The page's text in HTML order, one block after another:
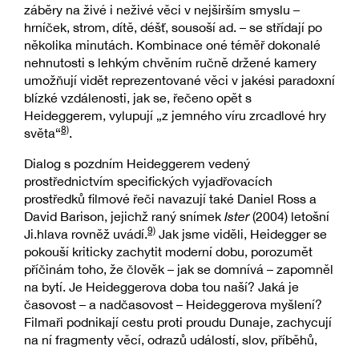
záběry na živé i neživé věci v nejširším smyslu –
hrníček, strom, dítě, déšť, sousoší ad. – se střídají po
několika minutách. Kombinace oné téměř dokonalé
nehnutosti s lehkým chvěním ručně držené kamery
umožňují vidět reprezentované věci v jakési paradoxní
blízké vzdálenosti, jak se, řečeno opět s
Heideggerem, vylupují „z jemného víru zrcadlové hry
světa“8).
Dialog s pozdním Heideggerem vedený
prostřednictvím specifických vyjadřovacích
prostředků filmové řeči navazují také Daniel Ross a
David Barison, jejichž raný snímek Ister(2004) letošní
Ji.hlava rovněž uvádí.9) Jak jsme viděli, Heidegger se
pokouší kriticky zachytit moderní dobu, porozumět
příčinám toho, že člověk – jak se domnívá – zapomněl
na bytí. Je Heideggerova doba tou naší? Jaká je
časovost – a nadčasovost – Heideggerova myšlení?
Filmaři podnikají cestu proti proudu Dunaje, zachycují
na ní fragmenty věcí, odrazů událostí, slov, příběhů,